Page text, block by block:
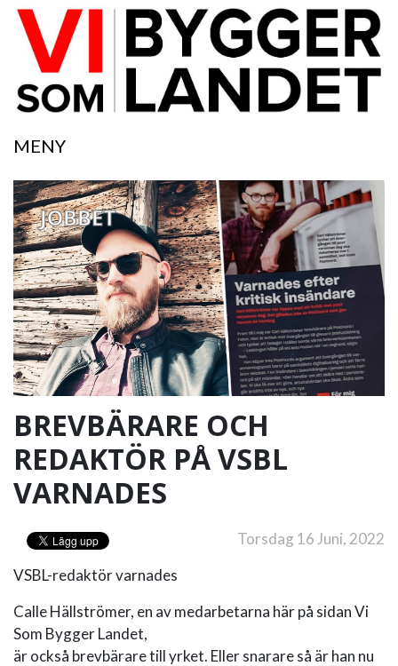
MENY
JOBBET
BREVBÄRARE OCH
REDAKTÖR PÅ VSBL
VARNADES
Torsdag 16 Juni, 2022
VSBL-redaktör varnades
Calle Hällströmer, en av medarbetarna här på sidan Vi
Som Bygger Landet,
är också brevbärare till yrket. Eller snarare så är han nu